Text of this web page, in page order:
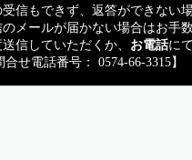
信もできず、返答ができない
メールが届かない場合はお手
信していただくか、 お電話に
合せ電話番号： 0574-66-3315】